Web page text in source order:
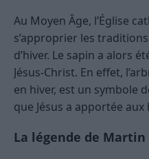
Au Moyen Âge, l’Église
s’approprier les
d’hiver. Le sapin a alors
Jésus-Christ. En effet,
en hiver, est un symbole
que Jésus a apportée aux
La légende de